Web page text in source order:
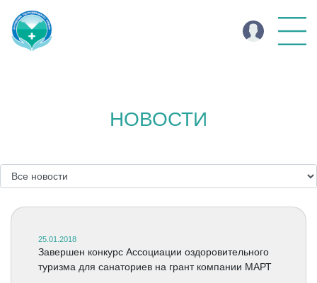
НОВОСТИ
25.01.2018
Завершен конкурс Ассоциации оздоровительного
туризма для санаториев на грант компании МАРТ